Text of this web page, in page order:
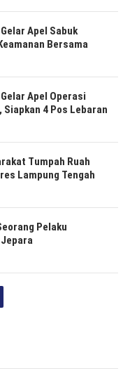
Apel Sabuk
Bersama
Apel Operasi
4 Pos Lebaran
Tumpah Ruah
Lampung Tengah
Pelaku
Jepara